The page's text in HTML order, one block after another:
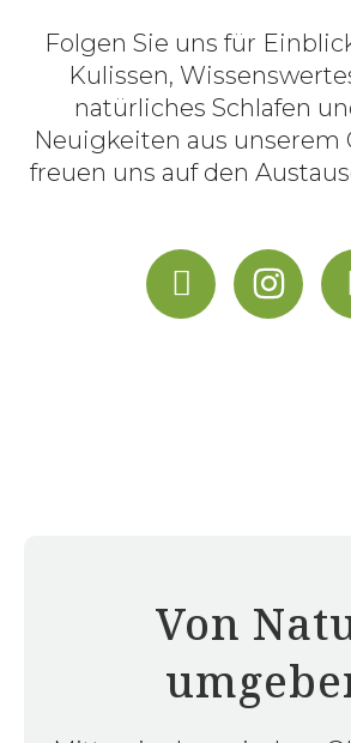
Folgen Sie uns für
Kulissen,
natürliches Schlafen
Neuigkeiten aus unserem
freuen uns auf den
Von